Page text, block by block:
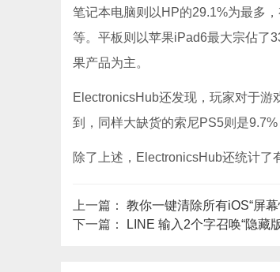
笔记本电脑则以HP的29.1%为最多
等。平板则以苹果iPad6最大宗佔了
果产品为主。
ElectronicsHub还发现，玩家对于
到，同样大缺货的索尼PS5则是9.7%
除了上述，ElectronicsHub还统计了
上一篇： 教你一键清除所有iOS“屏
下一篇：
LINE 输入2个字召唤“隐藏